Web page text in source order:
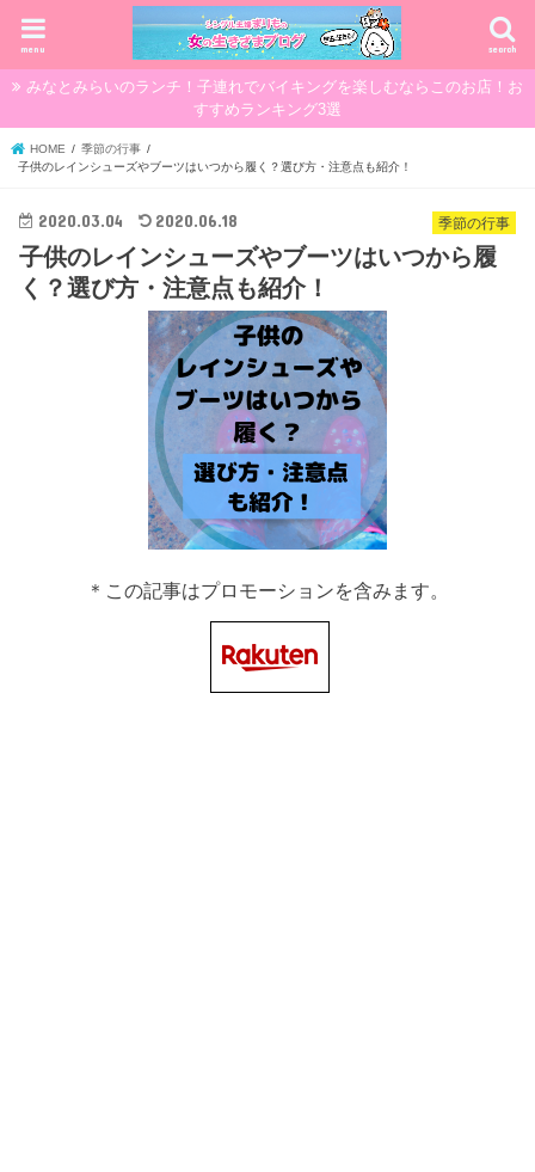
search
menu
みなとみらいのランチ！子連れでバイキングを楽しむならこのお店！お
すすめランキング3選
HOME
季節の行事
子供のレインシューズやブーツはいつから履く？選び方・注意点も紹介！
季節の行事
2020.03.04 2020.06.18
子供のレインシューズやブーツはいつから履
く？選び方・注意点も紹介！
＊この記事はプロモーションを含みます。